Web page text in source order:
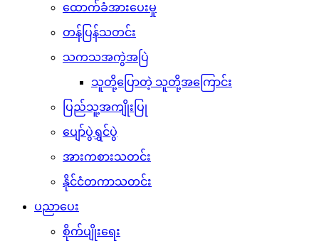
ထောက်ခံအားပေးမှု
တန်ပြန်သတင်း
သကသအကွဲအပြဲ
သူတို့ပြောတဲ့ သူတို့အကြောင်း
ပြည်သူ့အကျိုးပြု
ပျော်ပွဲရွှင်ပွဲ
အားကစားသတင်း
နိုင်ငံတကာသတင်း
ပညာပေး
စိုက်ပျိုးရေး